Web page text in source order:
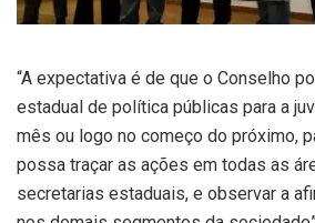
“A expectativa é de que o Conselho
estadual de política públicas para a
mês ou logo no começo do próximo,
possa traçar as ações em todas as
secretarias estaduais, e observar a